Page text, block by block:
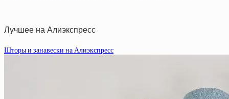
Лучшее на Алиэкспресс
Шторы и занавески на Алиэкспресс